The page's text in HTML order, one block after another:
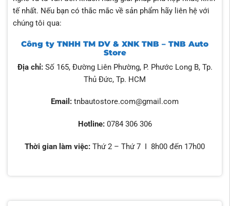
tế nhất. Nếu bạn có thắc mắc về sản phẩm hãy liên hệ với
chúng tôi qua:
Công ty TNHH TM DV & XNK TNB – TNB Auto
Store
Địa chỉ: Số 165, Đường Liên Phường, P. Phước Long B, Tp.
Thủ Đức, Tp. HCM
Email: tnbautostore.com@gmail.com
Hotline: 0784 306 306
Thời gian làm việc: Thứ 2 – Thứ 7 I 8h00 đến 17h00